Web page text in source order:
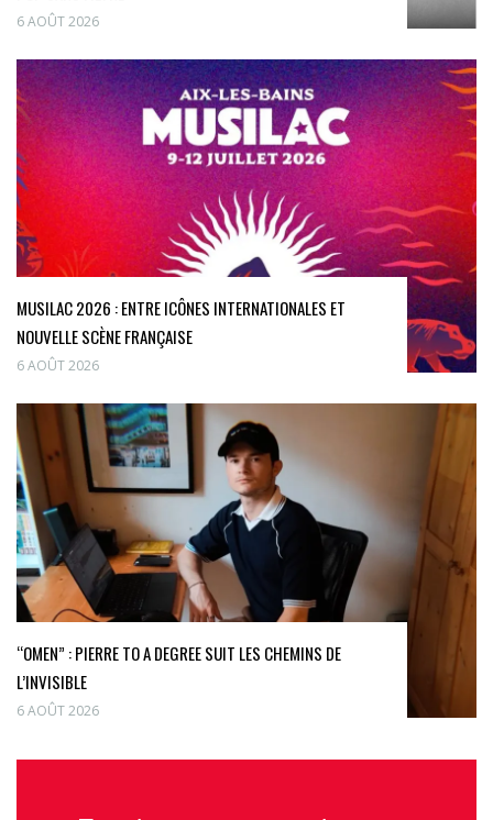
6 AOÛT 2026
MUSILAC 2026 : ENTRE ICÔNES INTERNATIONALES ET
NOUVELLE SCÈNE FRANÇAISE
6 AOÛT 2026
“OMEN” : PIERRE TO A DEGREE SUIT LES CHEMINS DE
L’INVISIBLE
6 AOÛT 2026